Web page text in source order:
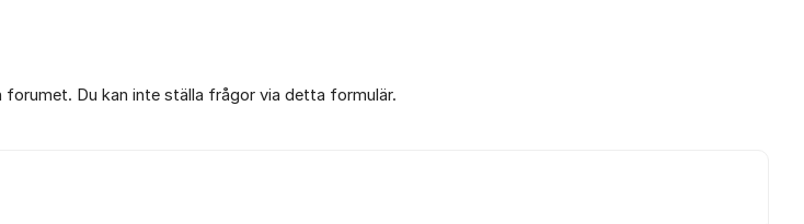
Du kan inte ställa frågor via detta formulär.